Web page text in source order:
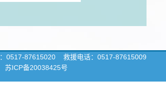
87615020 救援电话：0517-87615009
苏ICP备20038425号